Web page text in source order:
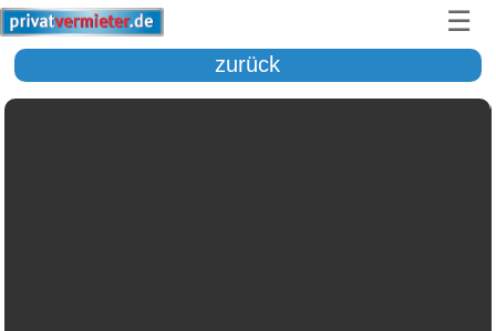
☰
zurück